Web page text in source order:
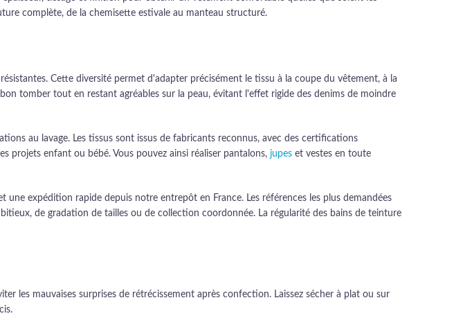
complète, de la chemisette estivale au manteau structuré.
Cette diversité permet d'adapter précisément le tissu à la coupe du vêtement, à la
tomber tout en restant agréables sur la peau, évitant l'effet rigide des denims de moindre
au lavage. Les tissus sont issus de fabricants reconnus, avec des certifications
projets enfant ou bébé. Vous pouvez ainsi réaliser pantalons, jupes et vestes en toute
expédition rapide depuis notre entrepôt en France. Les références les plus demandées
de gradation de tailles ou de collection coordonnée. La régularité des bains de teinture
les mauvaises surprises de rétrécissement après confection. Laissez sécher à plat ou sur